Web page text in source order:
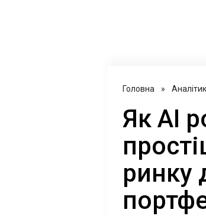
Головна »
Як AI
ринку